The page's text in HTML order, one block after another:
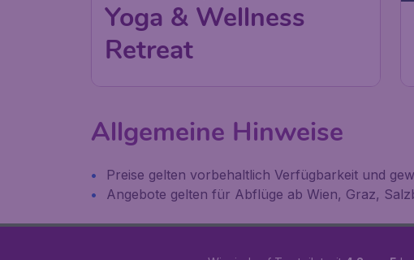
Yoga & Wellness
Retreat
Allgemeine Hinweise
Preise gelten vorbehaltlich Verfügbarkeit und
Angebote gelten für Abflüge ab Wien, Graz,